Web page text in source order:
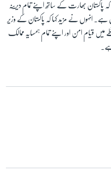
پاکستان بھارت کے ساتھ اپنے تمام دیرینہ
انہوں نے مزید کہا کہ پاکستان کے وزیر
میں قیام امن اور اپنے تمام ہمسایہ ممالک